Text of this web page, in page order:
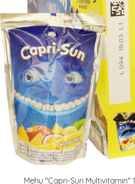
Mehu "Capri-Sun Multivitamin"